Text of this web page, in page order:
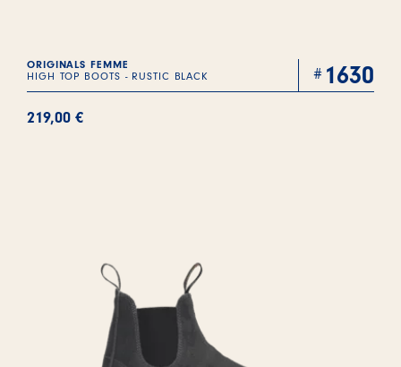
ORIGINALS FEMME
HIGH TOP BOOTS - RUSTIC BLACK 1630
219,00 €